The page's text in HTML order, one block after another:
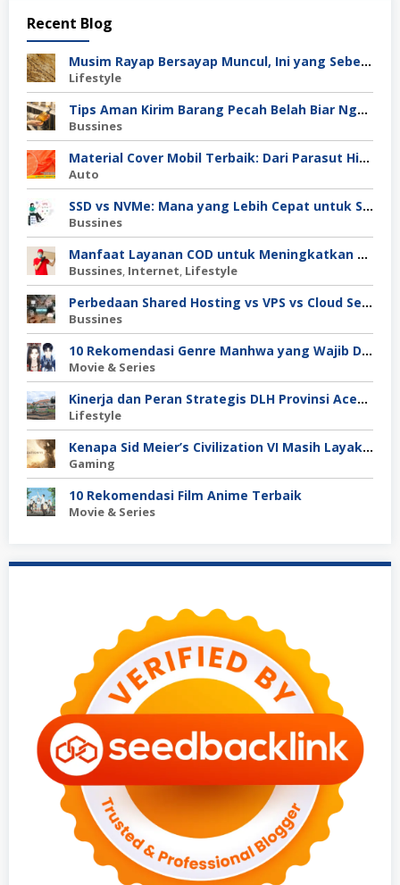
Recent Blog
Musim Rayap Bersayap Muncul, Ini yang Sebenarnya Terjadi
Lifestyle
Tips Aman Kirim Barang Pecah Belah Biar Nggak Retak di Perjalanan
Bussines
Material Cover Mobil Terbaik: Dari Parasut Hingga Polyester, Mana Pilihan Tepat untuk Kamu?
Auto
SSD vs NVMe: Mana yang Lebih Cepat untuk Server Anda?
Bussines
Manfaat Layanan COD untuk Meningkatkan Kepercayaan Pembeli
Bussines, Internet, Lifestyle
Perbedaan Shared Hosting vs VPS vs Cloud Server: Mana untuk Project Skala Menengah?
Bussines
10 Rekomendasi Genre Manhwa yang Wajib Dibaca
Movie & Series
Kinerja dan Peran Strategis DLH Provinsi Aceh dalam Pengelolaan Lingkungan Hidup
Lifestyle
Kenapa Sid Meier’s Civilization VI Masih Layak Dimainkan?
Gaming
10 Rekomendasi Film Anime Terbaik
Movie & Series